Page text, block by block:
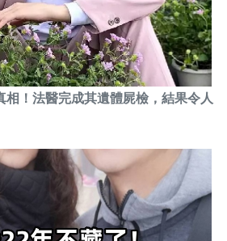
相！法醫完成其遺體屍檢，結果令人